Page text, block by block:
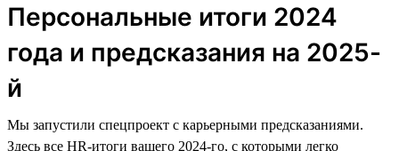
Персональные итоги 2024
года и предсказания на 2025-
й
Мы запустили спецпроект с карьерными предсказаниями.
Здесь все HR-итоги вашего 2024-го, с которыми легко